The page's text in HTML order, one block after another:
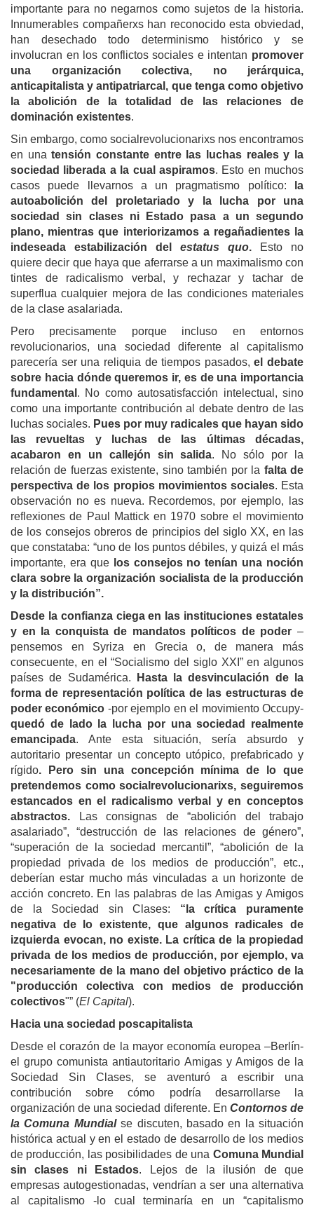
importante para no negarnos como sujetos de la historia.
Innumerables compañerxs han reconocido esta obviedad,
han desechado todo determinismo histórico y se
involucran en los conflictos sociales e intentan promover
una organización colectiva, no jerárquica,
anticapitalista y antipatriarcal, que tenga como objetivo
la abolición de la totalidad de las relaciones de
dominación existentes.
Sin embargo, como socialrevolucionarixs nos encontramos
en unatensión constante entre las luchas reales y la
sociedad liberada a la cual aspiramos. Esto en muchos
casos puede llevarnos a un pragmatismo político:
la
autoabolición del proletariado y la lucha por una
sociedad sin clases ni Estado pasa a un segundo
plano, mientras que interiorizamos a regañadientes la
indeseada estabilización del estatus quo.
Esto no
quiere decir que haya que aferrarse a un maximalismo con
tintes de radicalismo verbal, y rechazar y tachar de
superflua cualquier mejora de las condiciones materiales
de la clase asalariada.
Pero precisamente porque incluso en entornos
revolucionarios, una sociedad diferente al capitalismo
parecería ser una reliquia de tiempos pasados,el debate
sobre hacia dónde queremos ir, es de una importancia
fundamental . No como autosatisfacción intelectual, sino
como una importante contribución al debate dentro de las
luchas sociales. Pues por muy radicales que hayan sido
las revueltas y luchas de las últimas décadas,
acabaron en un callejón sin salida. No sólo por la
relación de fuerzas existente, sino también por la falta de
perspectiva de los propios movimientos sociales. Esta
observación no es nueva. Recordemos, por ejemplo, las
reflexiones de Paul Mattick en 1970 sobre el movimiento
de los consejos obreros de principios del siglo XX, en las
que constataba: “uno de los puntos débiles, y quizá el más
importante, era que los consejos no tenían una noción
clara sobre la organización socialista de la producción
y la distribución”.
Desde la confianza ciega en las instituciones estatales
y en la conquista de mandatos políticos de poder –
pensemos en Syriza en Grecia o, de manera más
consecuente, en el “Socialismo del siglo XXI” en algunos
países de Sudamérica.
Hasta la desvinculación de la
forma de representación política de las estructuras de
poder económico -por ejemplo en el movimiento Occupy-
quedó de lado la lucha por una sociedad realmente
emancipada. Ante esta situación, sería absurdo y
autoritario presentar un concepto utópico, prefabricado y
rígido. Pero sin una concepción mínima de lo que
pretendemos como socialrevolucionarixs, seguiremos
estancados en el radicalismo verbal y en conceptos
abstractos. Las consignas de “abolición del trabajo
asalariado”, “destrucción de las relaciones de género”,
“superación de la sociedad mercantil”, “abolición de la
propiedad privada de los medios de producción”, etc.,
deberían estar mucho más vinculadas a un horizonte de
acción concreto. En las palabras de las Amigas y Amigos
de la Sociedad sin Clases: “l a crítica puramente
negativa de lo existente, que algunos radicales de
izquierda evocan, no existe. La crítica de la propiedad
privada de los medios de producción, por ejemplo, va
necesariamente de la mano del objetivo práctico de la
"producción colectiva con medios de producción
colectivos"” (El Capital).
Hacia una sociedad poscapitalista
Desde el corazón de la mayor economía europea –Berlín-
el grupo comunista antiautoritario Amigas y Amigos de la
Sociedad Sin Clases, se aventuró a escribir una
contribución sobre cómo podría desarrollarse la
organización de una sociedad diferente. En Contornos de
la Comuna Mundialse discuten, basado en la situación
histórica actual y en el estado de desarrollo de los medios
de producción, las posibilidades de una Comuna Mundial
sin clases ni Estados. Lejos de la ilusión de que
empresas autogestionadas, vendrían a ser una alternativa
al capitalismo -lo cual terminaría en un “capitalismo